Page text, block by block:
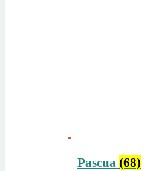
Pascua (68)